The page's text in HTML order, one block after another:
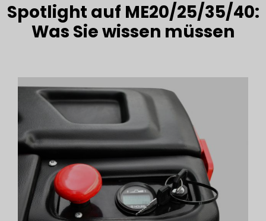
Spotlight auf ME20/25/35/40:
Was Sie wissen müssen